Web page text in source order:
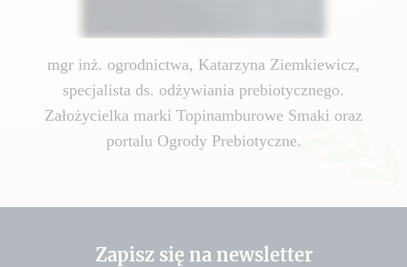
mgr inż. ogrodnictwa, Katarzyna Ziemkiewicz,
specjalista ds. odżywiania prebiotycznego.
Założycielka marki Topinamburowe Smaki oraz
portalu Ogrody Prebiotyczne.
Zapisz się na newsletter